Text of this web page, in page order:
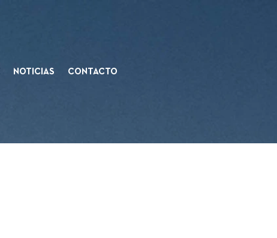
NOTICIAS CONTACTO